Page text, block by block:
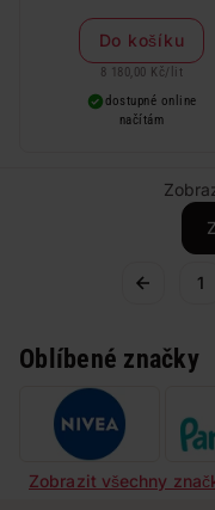
Do košíku
8 180,00 Kč/ lit
dostupné online
načítám
1
Oblíbené značky
Zobrazit všechny